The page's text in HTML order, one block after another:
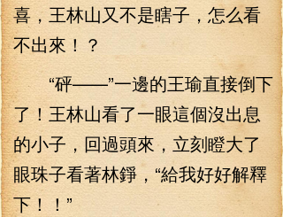
喜，王林山又不是瞎子，怎么看
不出來！？
“砰——”一邊的王瑜直接倒下
了！王林山看了一眼這個沒出息
的小子，回過頭來，立刻瞪大了
眼珠子看著林錚，“給我好好解釋
下！！”